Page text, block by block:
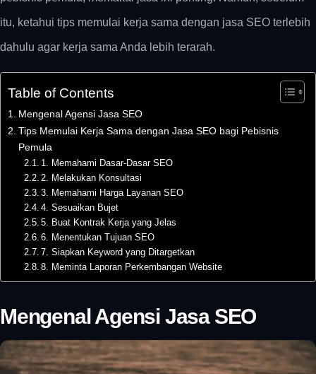
itu, ketahui tips memulai kerja sama dengan jasa SEO terlebih
dahulu agar kerja sama Anda lebih terarah.
Table of Contents
Mengenal Agensi Jasa SEO
Tips Memulai Kerja Sama dengan Jasa SEO bagi Pebisnis
Pemula
1. Memahami Dasar-Dasar SEO
2. Melakukan Konsultasi
3. Memahami Harga Layanan SEO
4. Sesuaikan Bujet
5. Buat Kontrak Kerja yang Jelas
6. Menentukan Tujuan SEO
7. Siapkan Keyword yang Ditargetkan
8. Meminta Laporan Perkembangan Website
Mengenal Agensi Jasa SEO